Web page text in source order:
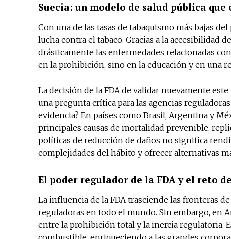
Suecia: un modelo de salud pública que
Con una de las tasas de tabaquismo más bajas
lucha contra el tabaco. Gracias a la accesibilidad
drásticamente las enfermedades relacionadas
en la prohibición, sino en la educación y en una
La decisión de la FDA de validar nuevamente
una pregunta crítica para las agencias
evidencia? En países como Brasil, Argentina y
principales causas de mortalidad prevenible,
políticas de reducción de daños no significa
complejidades del hábito y ofrecer alternativas
El poder regulador de la FDA y el reto
La influencia de la FDA trasciende las fronteras
reguladoras en todo el mundo. Sin embargo, en
entre la prohibición total y la inercia regulatoria.